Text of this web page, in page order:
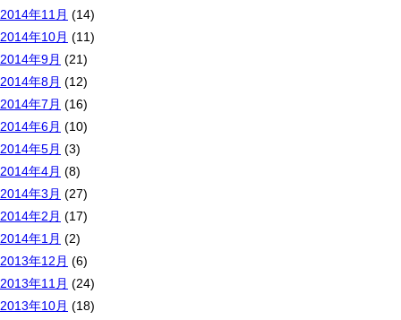
2014年11月 (14)
2014年10月 (11)
2014年9月 (21)
2014年8月 (12)
2014年7月 (16)
2014年6月 (10)
2014年5月 (3)
2014年4月 (8)
2014年3月 (27)
2014年2月 (17)
2014年1月 (2)
2013年12月 (6)
2013年11月 (24)
2013年10月 (18)